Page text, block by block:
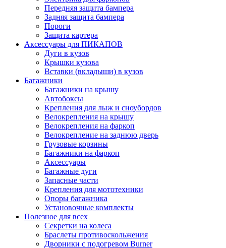
Передняя защита бампера
Задняя защита бампера
Пороги
Защита картера
Аксессуары для ПИКАПОВ
Дуги в кузов
Крышки кузова
Вставки (вкладыши) в кузов
Багажники
Багажники на крышу
Автобоксы
Крепления для лыж и сноубордов
Велокрепления на крышу
Велокрепления на фаркоп
Велокрепление на заднюю дверь
Грузовые корзины
Багажники на фаркоп
Аксессуары
Багажные дуги
Запасные части
Крепления для мототехники
Опоры багажника
Установочные комплекты
Полезное для всех
Секретки на колеса
Браслеты противоскольжения
Дворники с подогревом Burner